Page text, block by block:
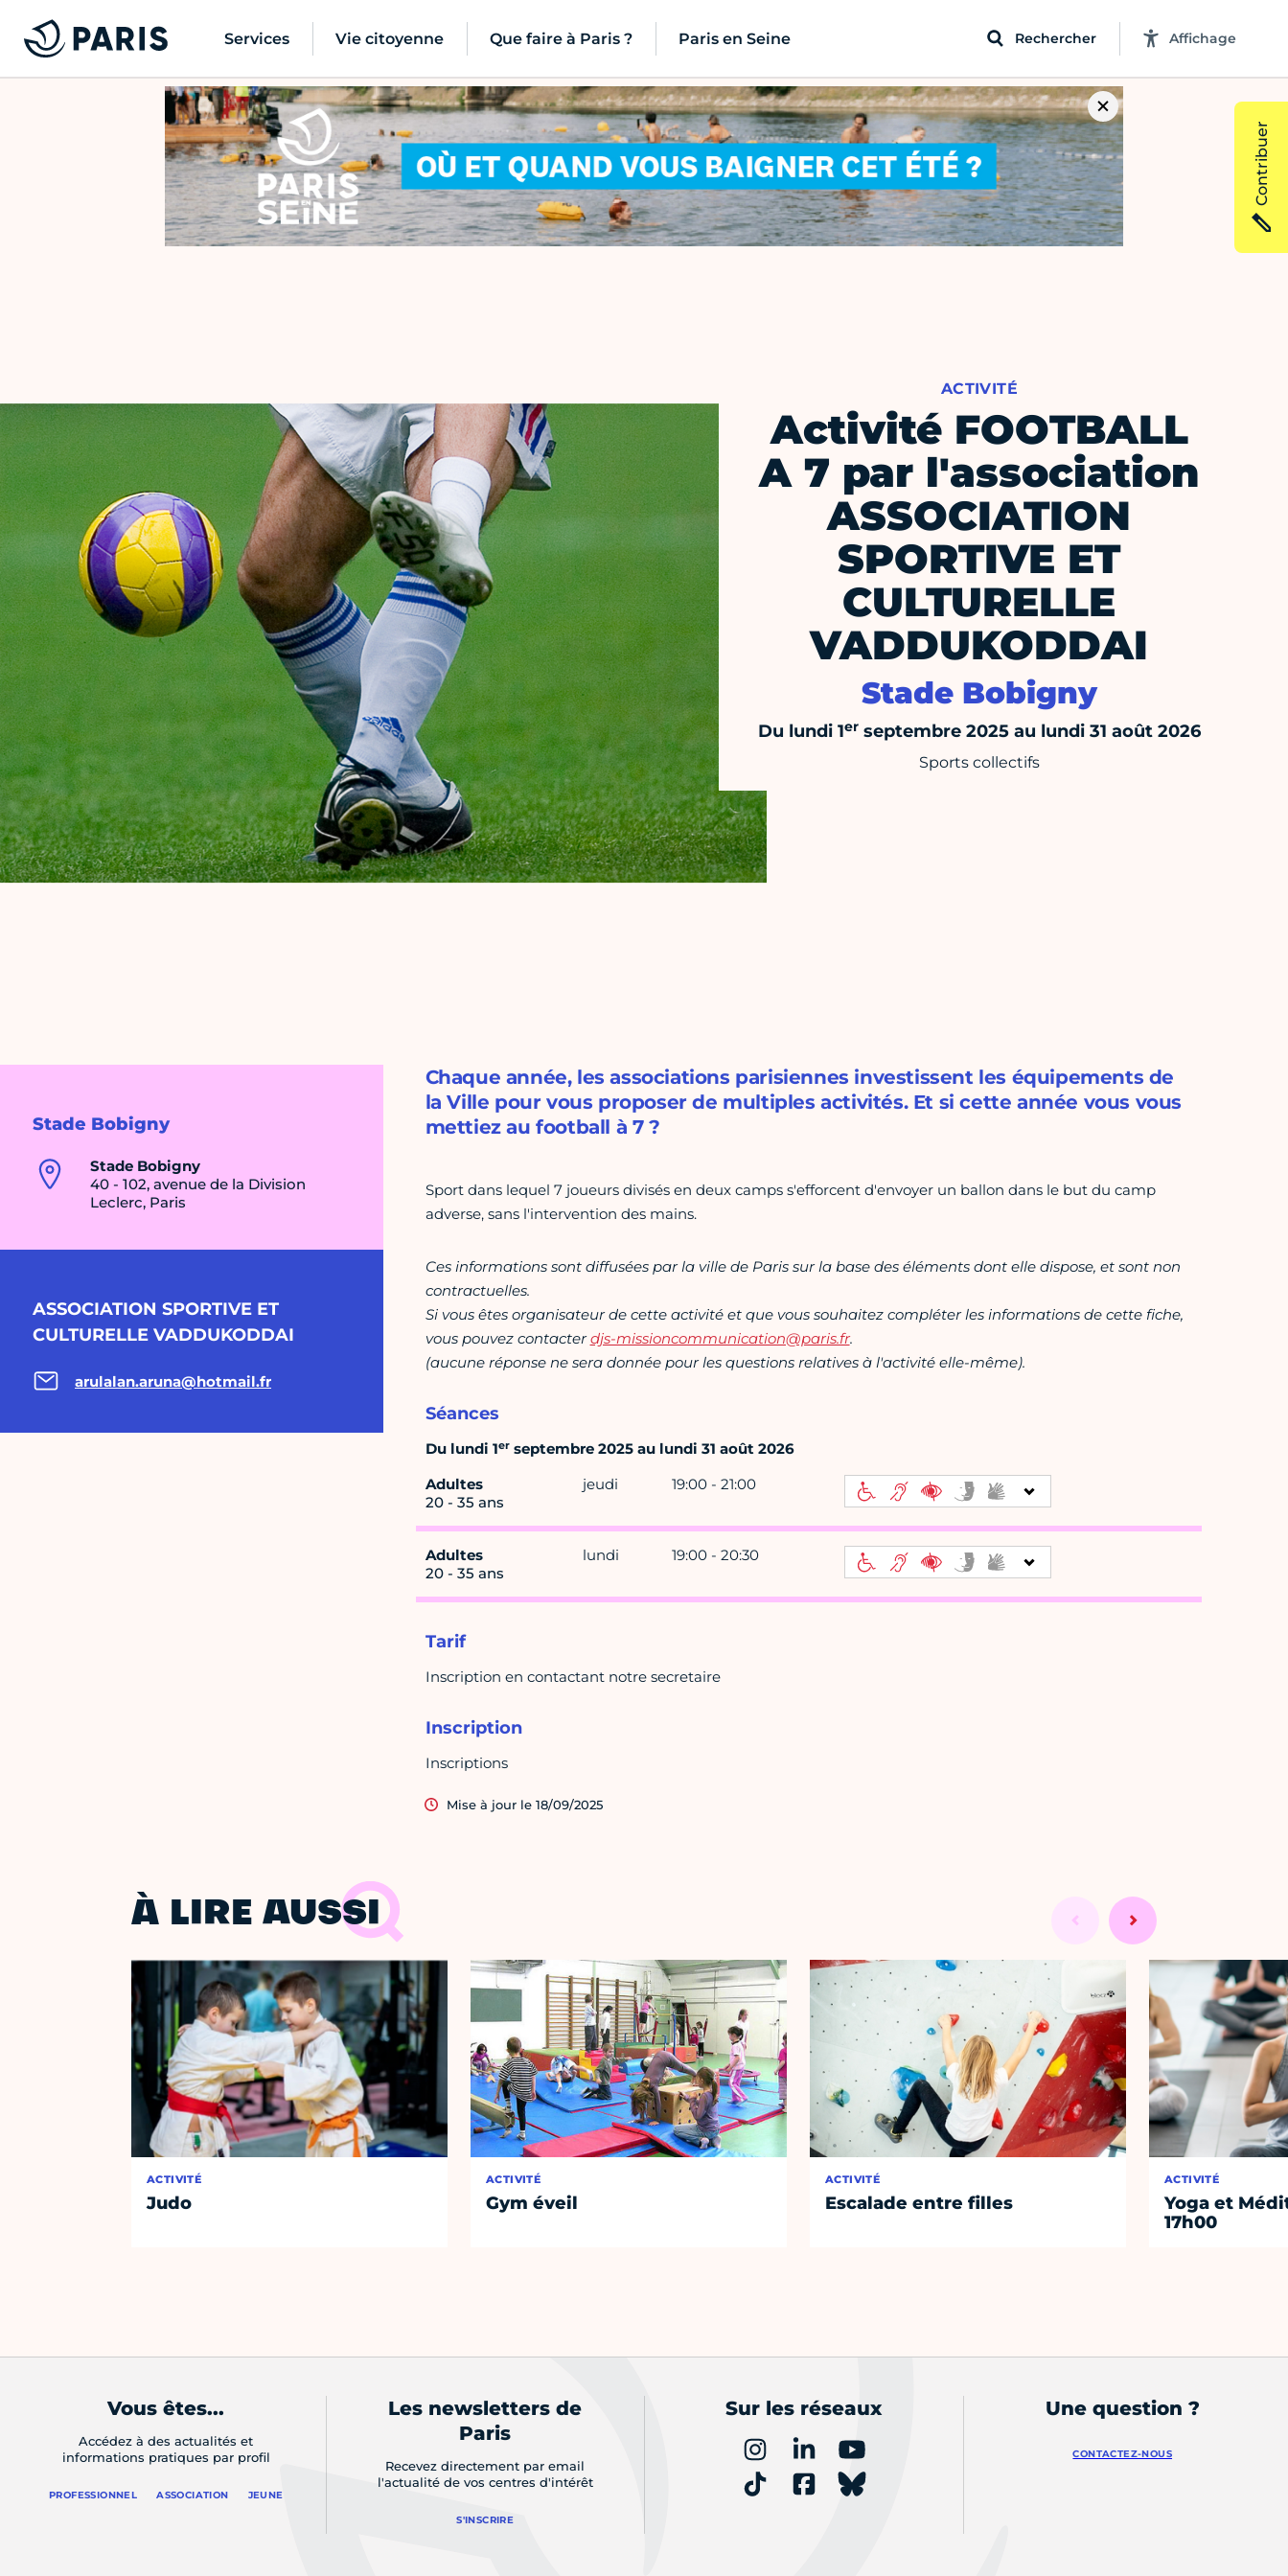
Services Vie citoyenne Que faire à Paris ? Paris en Seine Rechercher Affichage
ACTIVITÉ
Activité FOOTBALL
A 7 par l'association
ASSOCIATION
SPORTIVE ET
CULTURELLE
VADDUKODDAI
Stade Bobigny
Du lundi 1erseptembre 2025 au lundi 31 août 2026
Sports collectifs
Stade Bobigny
Stade Bobigny
40 - 102, avenue de la Division
Leclerc, Paris
ASSOCIATION SPORTIVE ET
CULTURELLE VADDUKODDAI
arulalan.aruna@hotmail.fr
Chaque année, les associations parisiennes investissent les équipements de
la Ville pour vous proposer de multiples activités. Et si cette année vous vous
mettiez au football à 7 ?
Sport dans lequel 7 joueurs divisés en deux camps s'efforcent d'envoyer un ballon dans le but du camp
adverse, sans l'intervention des mains.
Ces informations sont diffusées par la ville de Paris sur la base des éléments dont elle dispose, et sont non
contractuelles.
Si vous êtes organisateur de cette activité et que vous souhaitez compléter les informations de cette fiche,
vous pouvez contacterdjs-missioncommunication@paris.fr.
(aucune réponse ne sera donnée pour les questions relatives à l'activité elle-même).
Séances
Du lundi 1erseptembre 2025 au lundi 31 août 2026
Adultes
20 - 35 ans
jeudi 19:00 - 21:00
Adultes
20 - 35 ans
lundi 19:00 - 20:30
Tarif
Inscription en contactant notre secretaire
Inscription
Inscriptions
Mise à jour le 18/09/2025
À LIRE AUSSI
ACTIVITÉ
Judo
ACTIVITÉ
Gym éveil
ACTIVITÉ
Escalade entre filles
ACTIVITÉ
Yoga et
17h00
Contribuer
Vous êtes...
Accédez à des actualités et
informations pratiques par profil
PROFESSIONNEL ASSOCIATION JEUNE
Les newsletters de
Paris
Recevez directement par email
l'actualité de vos centres d'intérêt
S'INSCRIRE
Sur les réseaux Une question ?
CONTACTEZ-NOUS